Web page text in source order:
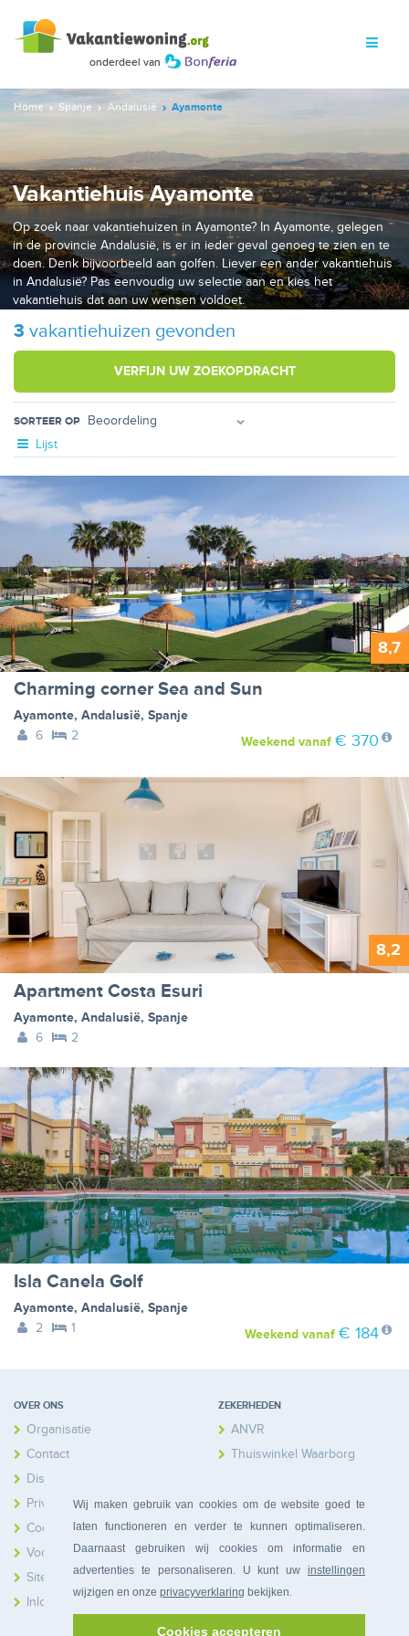
Wij maken gebruik van cookies om de website goed te
laten functioneren en verder te kunnen optimaliseren.
Daarnaast gebruiken wij cookies om informatie en
advertenties te personaliseren. U kunt uw instellingen
wijzigen en onze privacyverklaring bekijken.
Cookies accepteren
Home Spanje Andalusië Ayamonte
Vakantiehuis Ayamonte
Op zoek naar vakantiehuizen in Ayamonte? In Ayamonte, gelegen
in de provincie Andalusië, is er in ieder geval genoeg te zien en te
doen. Denk bijvoorbeeld aan golfen. Liever een ander vakantiehuis
in Andalusië? Pas eenvoudig uw selectie aan en kies het
vakantiehuis dat aan uw wensen voldoet.
3 vakantiehuizen gevonden
VERFIJN UW ZOEKOPDRACHT
SORTEER OP
Lijst
8,7
Charming corner Sea and Sun
Ayamonte, Andalusië, Spanje
6
2 Weekendvanaf € 370
8,2
Apartment Costa Esuri
Ayamonte, Andalusië, Spanje
6
2
Isla Canela Golf
Ayamonte, Andalusië, Spanje
2
1 Weekendvanaf € 184
OVER ONS
Organisatie
Contact
Disclaimer
Privacy
Cookies
Voorwaarden
Sitemap
Inloggen Huiseigenaren
ZEKERHEDEN
ANVR
Thuiswinkel Waarborg